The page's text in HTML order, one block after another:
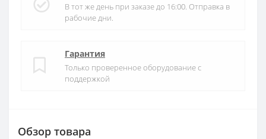
В тот же день при заказе до 16:00. Отправка в
рабочие дни.
Гарантия
Только проверенное оборудование с
поддержкой
Обзор товара